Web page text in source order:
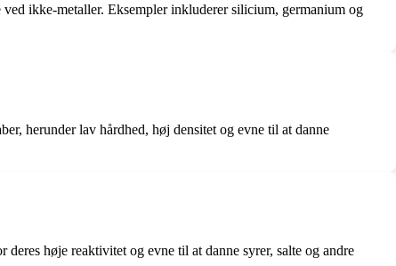
ikke-metaller. Eksempler inkluderer silicium, germanium og
herunder lav hårdhed, høj densitet og evne til at danne
høje reaktivitet og evne til at danne syrer, salte og andre